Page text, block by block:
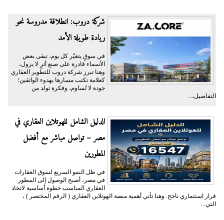
شركة دروب: انطلاقة مدروسة نحو
ريادة طويلة الأمد
في سوقٍ يتغيّر كل يوم، تبقى بعض
الأسماء قادرة على صنع أثرٍ لا يزول،
وهنا تبرز شركة دروب للتطوير العقاري
كعلامة تكتب مسارها بهدوء الواثقين؛
جودة لا تُساوم، وفكرة تولد من
التفاصيل،...
الدليل الشامل للهوتلاين العقاري في
مصر – تواصل مباشر مع أفضل
المطورين
في ظل النمو السريع لسوق العقارات
في مصر، أصبح الوصول إلى المطور
العقاري المناسب خطوة أساسية لاتخاذ
قرار استثماري ناجح. وهنا تأتي أهمية منصة الهوتلاين العقاري ( الرقم المختصر ) ،
التي...